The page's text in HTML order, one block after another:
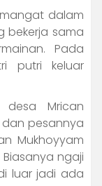
dalam
bekerja sama
Pada
putri keluar
Mrican
pesannya
Mukhoyyam
ngaji
luar jadi ada